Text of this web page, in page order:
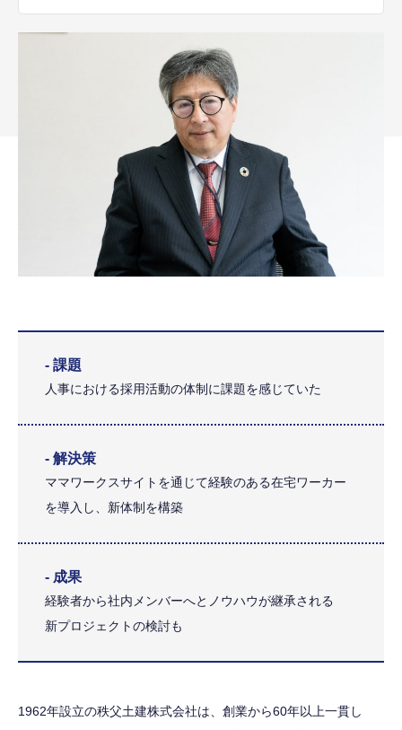
- 課題
人事における採用活動の体制に課題を感じていた
- 解決策
ママワークスサイトを通じて経験のある在宅ワーカー
を導入し、新体制を構築
- 成果
経験者から社内メンバーへとノウハウが継承される
新プロジェクトの検討も
1962年設立の秩父土建株式会社は、創業から60年以上一貫し